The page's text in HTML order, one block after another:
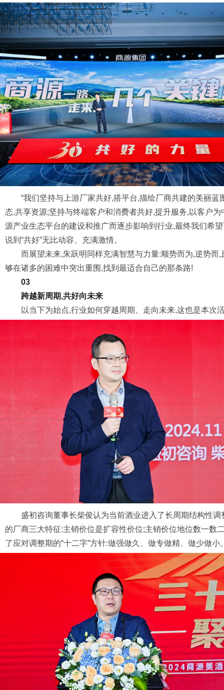
“我们坚持与上游厂家共好,搭平台,描绘厂商共建的美丽
态,共享资源;坚持与终端客户和消费者共好,提升服务,以客户
源产业生态平台的建设和推广而逐步影响到行业,最终我们希
说到“共好”无比动容、充满激情。
而展望未来,朱跃明同样充满智慧与力量:顺势而为,逆势而
够在诸多的困难中突出重围,找到最适合自己的那条路!
03
跨越新周期,共好向未来
以当下为始点,行业如何穿越周期、走向未来,这也是本次
盛初咨询董事长柴俊认为当前酒业进入了长周期结构性
的厂商三大特征:主销价位是扩容性价位;主销价位地位数一数
了应对调整期的“十二字”方针:做强做久、做专做精、做少做小